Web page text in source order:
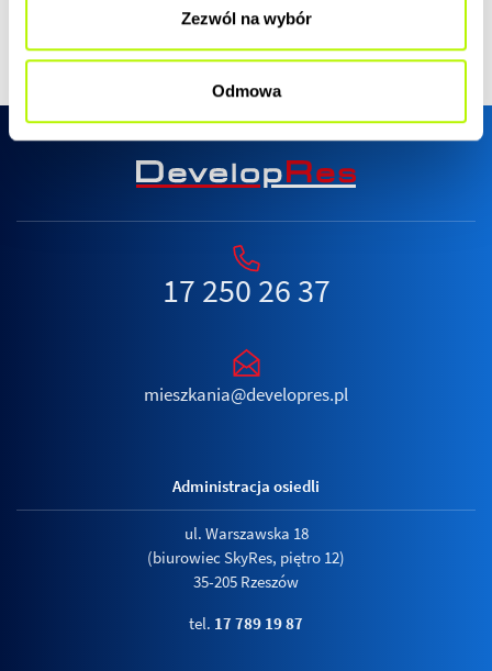
Zezwól na wybór
Odmowa
17 250 26 37
mieszkania@developres.pl
Administracja osiedli
ul. Warszawska 18
(biurowiec SkyRes, piętro 12)
35-205 Rzeszów
tel. 17 789 19 87